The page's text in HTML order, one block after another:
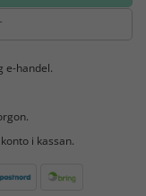
e-handel.
i kassan.